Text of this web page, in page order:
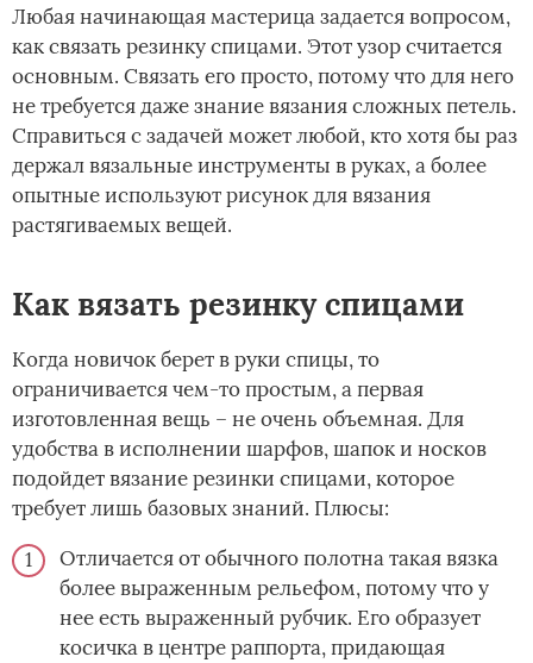
Любая начинающая мастерица задается вопросом,
как связать резинку спицами. Этот узор считается
основным. Связать его просто, потому что для него
не требуется даже знание вязания сложных петель.
Справиться с задачей может любой, кто хотя бы раз
держал вязальные инструменты в руках, а более
опытные используют рисунок для вязания
растягиваемых вещей.
Как вязать резинку спицами
Когда новичок берет в руки спицы, то
ограничивается чем-то простым, а первая
изготовленная вещь – не очень объемная. Для
удобства в исполнении шарфов, шапок и носков
подойдет вязание резинки спицами, которое
требует лишь базовых знаний. Плюсы:
Отличается от обычного полотна такая вязка
более выраженным рельефом, потому что у
нее есть выраженный рубчик. Его образует
косичка в центре раппорта, придающая